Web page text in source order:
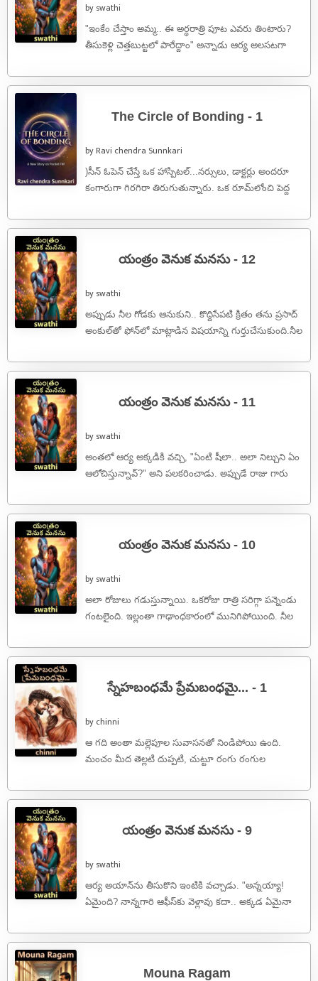
by swathi
"ఇంకేం చేస్తాం అమ్మ.. ఈ అర్ధరాత్రి పూట ఎవరు తింటారు?
తీసుకెళ్లి చెత్తబుట్టలో పారేద్దాం" అన్నాడు ఆర్య అలసటగా
The Circle of Bonding - 1
by Ravi chendra Sunnkari
)సీన్ ఓపెన్ చేస్తే ఒక హాస్పిటల్...నర్సులు, డాక్టర్లు అందరూ
కంగారుగా గిరగిరా తిరుగుతున్నారు. ఒక రూమ్‌లోంచి పెద్ద
యంత్రం వెనుక మనసు - 12
by swathi
అప్పుడు నీల గోడకు ఆనుకుని.. కొద్దిసేపటి క్రితం తను ప్రసాద్
అంకుల్‌తో ఫోన్‌లో మాట్లాడిన విషయాన్ని గుర్తుచేసుకుంది.నీల
యంత్రం వెనుక మనసు - 11
by swathi
అంతలో ఆర్య అక్కడికి వచ్చి, "ఏంటి షీలా.. అలా నిల్చుని ఏం
ఆలోచిస్తున్నావ్?" అని పలకరించాడు. అప్పుడే రాజు గారు
యంత్రం వెనుక మనసు - 10
by swathi
అలా రోజులు గడుస్తున్నాయి. ఒకరోజు రాత్రి సరిగ్గా పన్నెండు
గంటలైంది. ఇల్లంతా గాఢాంధకారంలో మునిగిపోయింది. నీల
స్నేహబంధమే ప్రేమబంధమై... - 1
by chinni
ఆ గది అంతా మల్లెపూల సువాసనతో నిండిపోయి ఉంది.
మంచం మీద తెల్లటి దుప్పటి, చుట్టూ రంగు రంగుల
యంత్రం వెనుక మనసు - 9
by swathi
ఆర్య అయాన్‌ను తీసుకొని ఇంటికి వచ్చాడు. "అన్నయ్యా!
ఏమైంది? నాన్నగారి ఆఫీస్‌కు వెళ్లావు కదా.. అక్కడ ఏమైనా
...
Mouna Ragam